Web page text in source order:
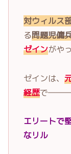
対ウィルス
る問題児傭
ゼインがや
ゼインは、
経歴で―――
エリートで
なリル